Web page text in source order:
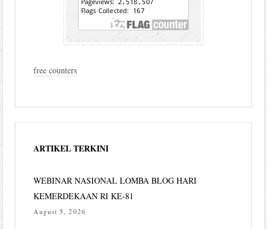
free counters
ARTIKEL TERKINI
WEBINAR NASIONAL LOMBA BLOG HARI
KEMERDEKAAN RI KE-81
August 5, 2026